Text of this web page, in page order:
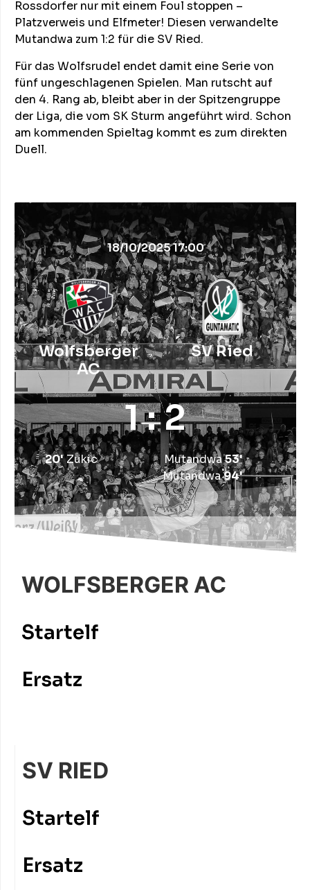
Rossdorfer nur mit einem Foul stoppen –
Platzverweis und Elfmeter! Diesen verwandelte
Mutandwa zum 1:2 für die SV Ried.
Für das Wolfsrudel endet damit eine Serie von
fünf ungeschlagenen Spielen. Man rutscht auf
den 4. Rang ab, bleibt aber in der Spitzengruppe
der Liga, die vom SK Sturm angeführt wird. Schon
am kommenden Spieltag kommt es zum direkten
Duell.
18/10/2025 17:00
Wolfsberger
AC
SV Ried
1 : 2
20' Zukic Mutandwa53'
Mutandwa94'
WOLFSBERGER AC
Startelf
Ersatz
SV RIED
Startelf
Ersatz